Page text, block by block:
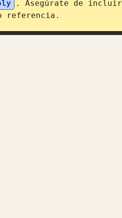
. Asegúrate de
referencia.